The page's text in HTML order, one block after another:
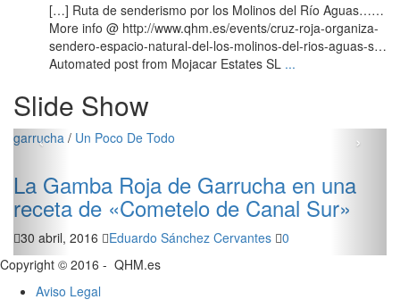
[…] Ruta de senderismo por los Molinos del Río Aguas……
More info @ http://www.qhm.es/events/cruz-roja-organiza-
sendero-espacio-natural-del-los-molinos-del-rios-aguas-s…
Automated post from Mojacar Estates SL ...
Slide Show
garrucha / Un Poco De Todo
La Gamba Roja de Garrucha en una
receta de «Cometelo de Canal Sur»
30 abril, 2016 Eduardo Sánchez Cervantes 0
‹ ›
Copyright © 2016 - QHM.es
Aviso Legal